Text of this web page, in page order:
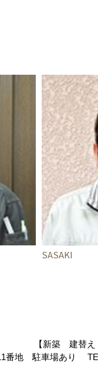
SASAKI
築 建替え 注文
番地 駐車場あり